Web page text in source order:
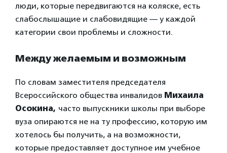
люди, которые передвигаются на коляске, есть
слабослышащие и слабовидящие — у каждой
категории свои проблемы и сложности.
Между желаемым и возможным
По словам заместителя председателя
Всероссийского общества инвалидов Михаила
Осокина, часто выпускники школы при выборе
вуза опираются не на ту профессию, которую им
хотелось бы получить, а на возможности,
которые предоставляет доступное им учебное